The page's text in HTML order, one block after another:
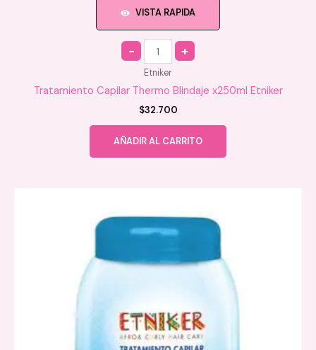
VISTA RAPIDA
Quantity
Etniker
Tratamiento Capilar Thermo Blindaje x250ml Etniker
$32.700
AÑADIR AL CARRITO